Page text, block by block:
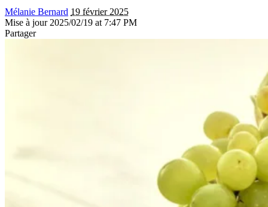
Mélanie Bernard 19 février 2025
Mise à jour 2025/02/19 at 7:47 PM
Partager